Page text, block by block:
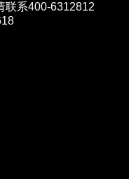
联系400-6312812